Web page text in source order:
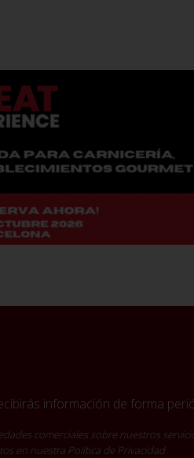
información de forma
comerciales sobre nuestros
en nuestra Política de Privacidad.